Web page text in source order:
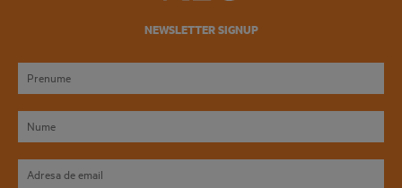
NEWSLETTER SIGNUP